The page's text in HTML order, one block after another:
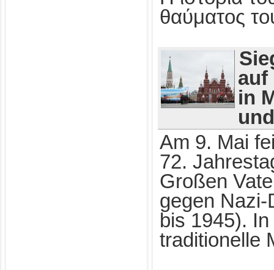
θαύματος
auf
in
Am 9. Mai
72.
Großen
gegen
bis 1945).
traditionelle